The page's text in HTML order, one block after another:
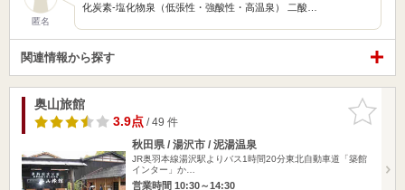
匿名
化炭素-塩化物泉（低張性・強酸性・高温泉） 二酸…
関連情報から探す
お気に入
りに追加
奥山旅館
3.9点/ 49 件
秋田県 / 湯沢市 / 泥湯温泉
JR奥羽本線湯沢駅よりバス1時間20分東北自動車道「築館
インター」か…
営業時間 10:30～14:30